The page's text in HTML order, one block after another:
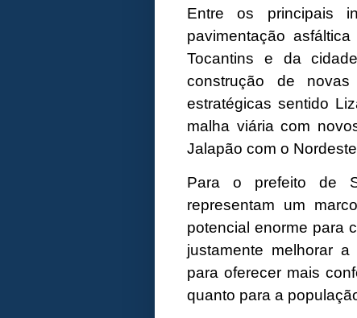
Entre os principais
pavimentação
Tocantins e da
construção de
estratégicas sentido
malha viária com
Jalapão com o
Para o prefeito de
representam um
potencial enorme para
justamente melhorar a
para oferecer mais
quanto para a